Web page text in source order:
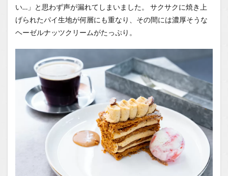
い…」と思わず声が漏れてしまいました。 サクサクに焼き上
げられたパイ生地が何層にも重なり、その間には濃厚そうな
ヘーゼルナッツクリームがたっぷり。